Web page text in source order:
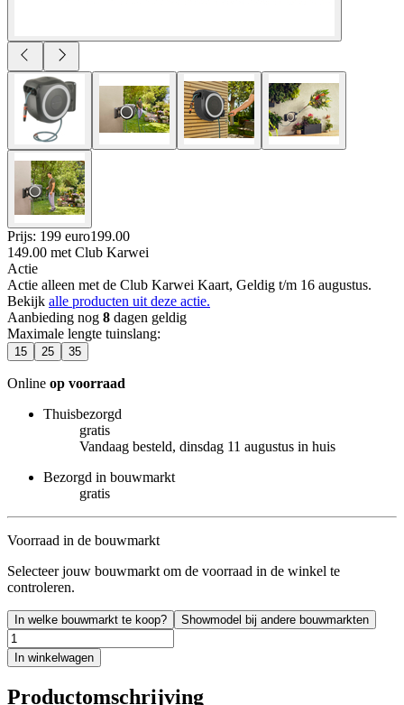
Prijs: 199 euro199.00
149.00 met Club Karwei
Actie
Actie alleen met de Club Karwei Kaart, Geldig t/m 16 augustus.
Bekijk alle producten uit deze actie.
Aanbieding nog 8 dagen geldig
Maximale lengte tuinslang:
15 25 35
Online op voorraad
Thuisbezorgd
gratis
Vandaag besteld, dinsdag 11 augustus in huis
Bezorgd in bouwmarkt
gratis
Voorraad in de bouwmarkt
Selecteer jouw bouwmarkt om de voorraad in de winkel te
controleren.
In welke bouwmarkt te koop? Showmodel bij andere bouwmarkten
In winkelwagen
Productomschrijving